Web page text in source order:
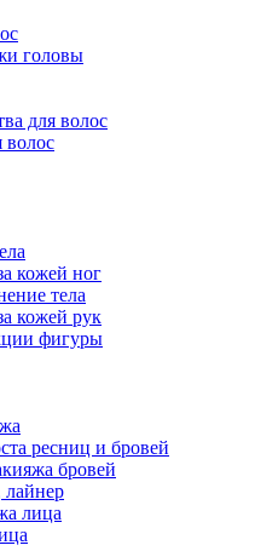
головы
для волос
волос
кожей ног
тела
кожей рук
фигуры
ресниц и бровей
бровей
лайнер
лица